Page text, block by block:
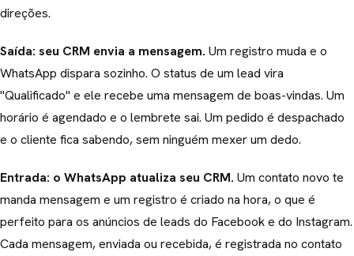
direções.
Saída: seu CRM envia a mensagem. Um registro muda e o
WhatsApp dispara sozinho. O status de um lead vira
"Qualificado" e ele recebe uma mensagem de boas-vindas. Um
horário é agendado e o lembrete sai. Um pedido é despachado
e o cliente fica sabendo, sem ninguém mexer um dedo.
Entrada: o WhatsApp atualiza seu CRM. Um contato novo te
manda mensagem e um registro é criado na hora, o que é
perfeito para os anúncios de leads do Facebook e do Instagram.
Cada mensagem, enviada ou recebida, é registrada no contato